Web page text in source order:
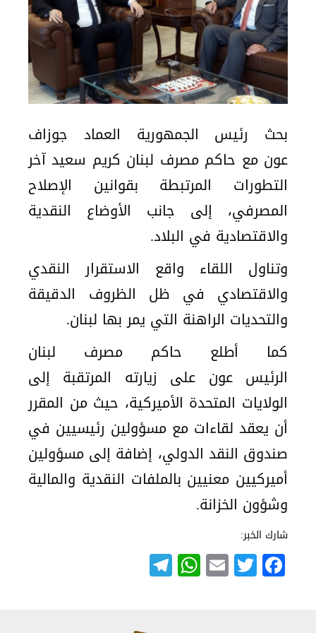
بحث رئيس الجمهورية العماد جوزاف
عون مع حاكم مصرف لبنان كريم سعيد آخر
التطورات المرتبطة بقوانين الإصلاح
المصرفي، إلى جانب الأوضاع النقدية
والاقتصادية في البلاد.
وتناول اللقاء واقع الاستقرار النقدي
والاقتصادي في ظل الظروف الدقيقة
والتحديات الراهنة التي يمر بها لبنان.
كما أطلع حاكم مصرف لبنان
الرئيس عون على زيارته المرتقبة إلى
الولايات المتحدة الأميركية، حيث من المقرر
أن يعقد لقاءات مع مسؤولين رئيسيين في
صندوق النقد الدولي، إضافة إلى مسؤولين
أميركيين معنيين بالملفات النقدية والمالية
وشؤون الخزانة.
شارك الخبر:
Facebook
Twitter
Email
WhatsApp